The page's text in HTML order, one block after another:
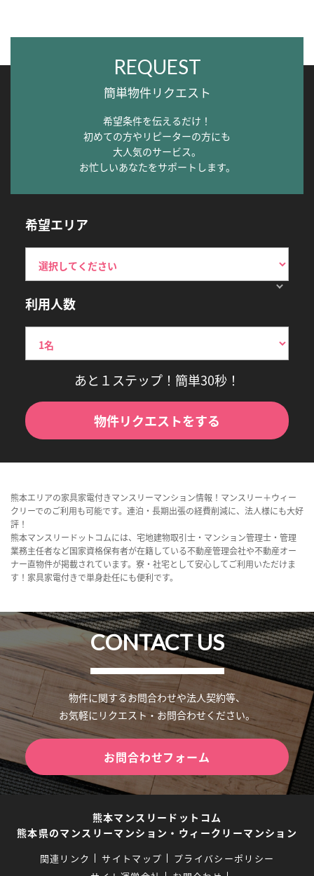
REQUEST
簡単物件リクエスト
希望条件を伝えるだけ！
初めての方やリピーターの方にも
大人気のサービス。
お忙しいあなたをサポートします。
希望エリア
利用人数
あと１ステップ！簡単30秒！
物件リクエストをする
熊本エリアの家具家電付きマンスリーマンション情報！マンスリー＋ウィー
クリーでのご利用も可能です。連泊・長期出張の経費削減に、法人様にも大好
評！
熊本マンスリードットコムには、宅地建物取引士・マンション管理士・管理
業務主任者など国家資格保有者が在籍している不動産管理会社や不動産オー
ナー直物件が掲載されています。寮・社宅として安心してご利用いただけま
す！家具家電付きで単身赴任にも便利です。
CONTACT US
物件に関するお問合わせや法人契約等、
お気軽にリクエスト・お問合わせください。
お問合わせフォーム
熊本マンスリードットコム
熊本県のマンスリーマンション・ウィークリーマンション
関連リンク サイトマップ
プライバシーポリシー